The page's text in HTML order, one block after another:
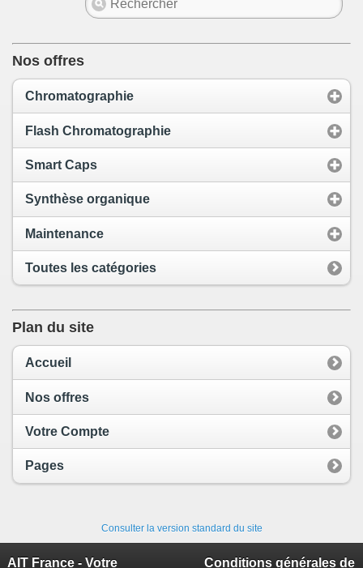
Nos offres
Chromatographie
Flash Chromatographie
Smart Caps
Synthèse organique
Maintenance
Toutes les catégories
Plan du site
Accueil
Nos offres
Votre Compte
Pages
Consulter la version standard du site
AIT France - Votre Conditions générales de